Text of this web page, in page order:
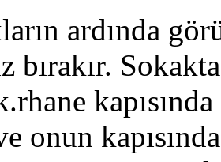
ardında
bırakır.
onun